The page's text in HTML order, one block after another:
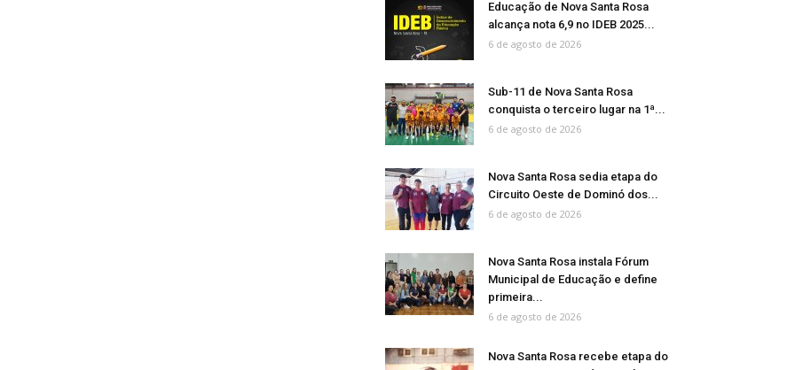
Educação de Nova Santa Rosa
alcança nota 6,9 no IDEB 2025...
6 de agosto de 2026
Sub-11 de Nova Santa Rosa
conquista o terceiro lugar na 1ª...
6 de agosto de 2026
Nova Santa Rosa sedia etapa do
Circuito Oeste de Dominó dos...
6 de agosto de 2026
Nova Santa Rosa instala Fórum
Municipal de Educação e define
primeira...
6 de agosto de 2026
Nova Santa Rosa recebe etapa do